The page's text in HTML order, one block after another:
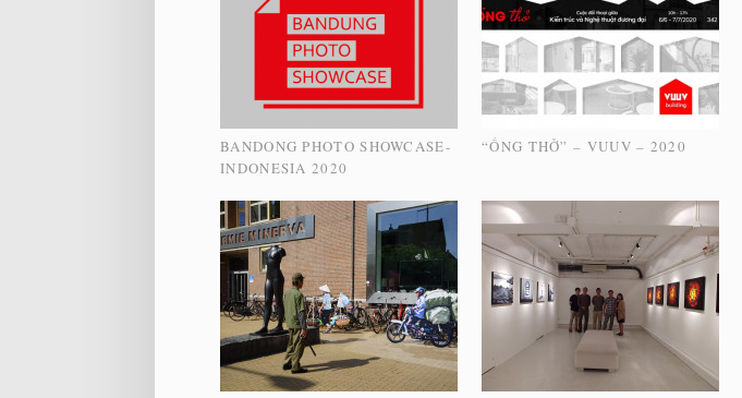
BANDONG PHOTO SHOWCASE-
INDONESIA 2020
“ỐNG THỞ” – VUUV – 2020